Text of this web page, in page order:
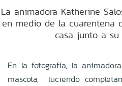
La animadora Katherine
en medio de la cuarentena
casa junto a su
En la fotografía, la
mascota, luciendo